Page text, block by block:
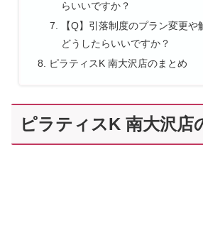
らいいですか？
【Q】引落制度のプラン変更や
どうしたらいいですか？
ピラティスK 南大沢店のまとめ
ピラティスK 南大沢店